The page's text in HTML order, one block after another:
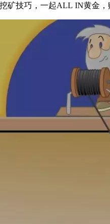
矿技巧，一起ALL IN黄金，